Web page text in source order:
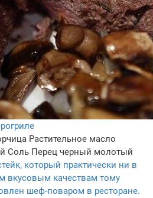
Растительное масло
Соль Перец черный молотый
который практически ни в
вкусовым качествам тому
шеф-поваром в ресторане.